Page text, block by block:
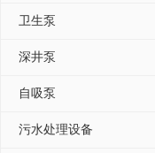
卫生泵
深井泵
自吸泵
污水处理设备